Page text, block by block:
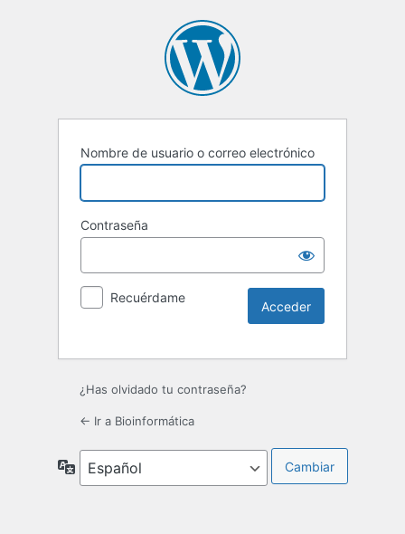
Nombre de usuario o correo electrónico
Contraseña
Recuérdame
¿Has olvidado tu contraseña?
← Ir a Bioinformática
Idioma